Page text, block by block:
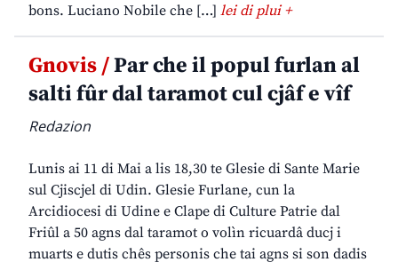
bons. Luciano Nobile che […] lei di plui +
Gnovis /Par che il popul furlan al
salti fûr dal taramot cul cjâf e vîf
Redazion
Lunis ai 11 di Mai a lis 18,30 te Glesie di Sante Marie
sul Cjiscjel di Udin. Glesie Furlane, cun la
Arcidiocesi di Udine e Clape di Culture Patrie dal
Friûl a 50 agns dal taramot o volìn ricuardâ ducj i
muarts e dutis chês personis che tai agns si son dadis